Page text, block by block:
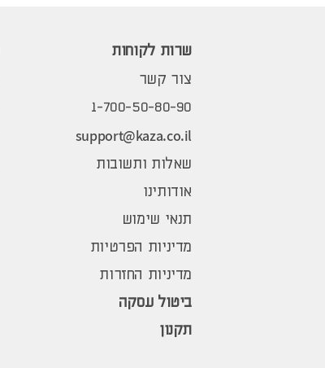
שרות לקוחות
צור קשר
1-700-50-80-90
support@kaza.co.il
שאלות ותשובות
אודותינו
תנאי שימוש
מדיניות הפרטיות
מדיניות החזרות
ביטול עסקה
תקנון